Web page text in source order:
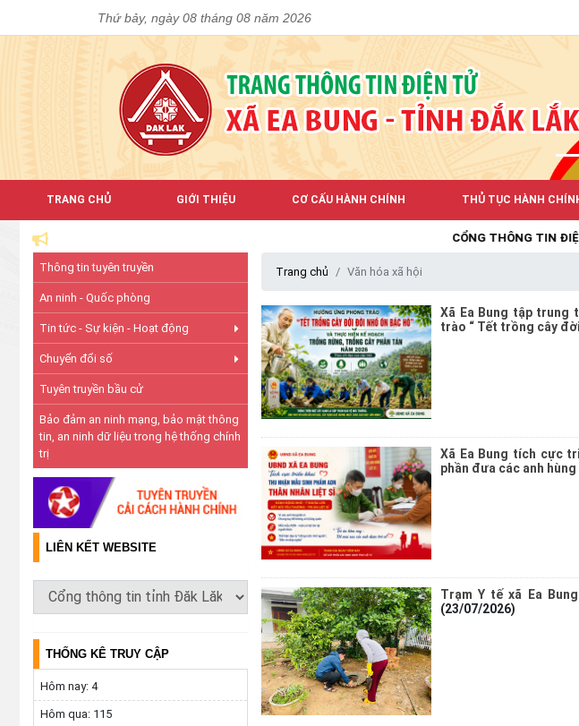
Thứ bảy, ngày 08 tháng 08 năm 2026
TRANG CHỦ GIỚI THIỆU CƠ CẤU HÀNH CHÍNH THỦ TỤC HÀNH
CỔNG THÔNG TIN ĐIỆN TỬ XÃ EA
Thông tin tuyên truyền
An ninh - Quốc phòng
Tin tức - Sự kiện - Hoạt động
Chuyển đổi số
Tuyên truyền bầu cử
Bảo đảm an ninh mạng, bảo mật thông
tin, an ninh dữ liệu trong hệ thống chính
trị
LIÊN KẾT WEBSITE
THỐNG KÊ TRUY CẬP
Hôm nay: 4
Hôm qua: 115
Trang chủ Văn hóa xã hội
Xã Ea Bung tập trung
trào “ Tết trồng cây
Xã Ea Bung tích cực
phần đưa các anh
Trạm Y tế xã Ea
(23/07/2026)